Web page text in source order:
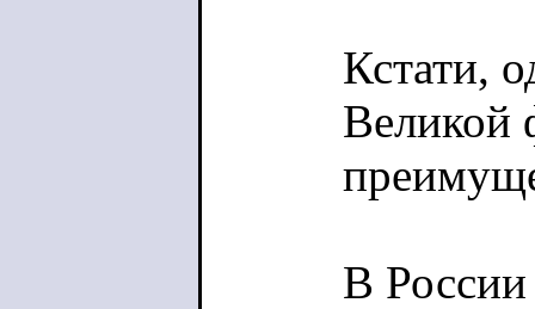
Кстати,
Великой
В России